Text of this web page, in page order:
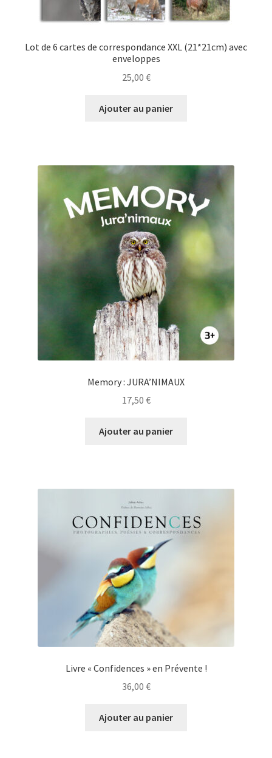
Lot de 6 cartes de correspondance XXL (21*21cm) avec
enveloppes
25,00 €
Ajouter au panier
Memory : JURA’NIMAUX
17,50 €
Ajouter au panier
Livre « Confidences » en Prévente !
36,00 €
Ajouter au panier